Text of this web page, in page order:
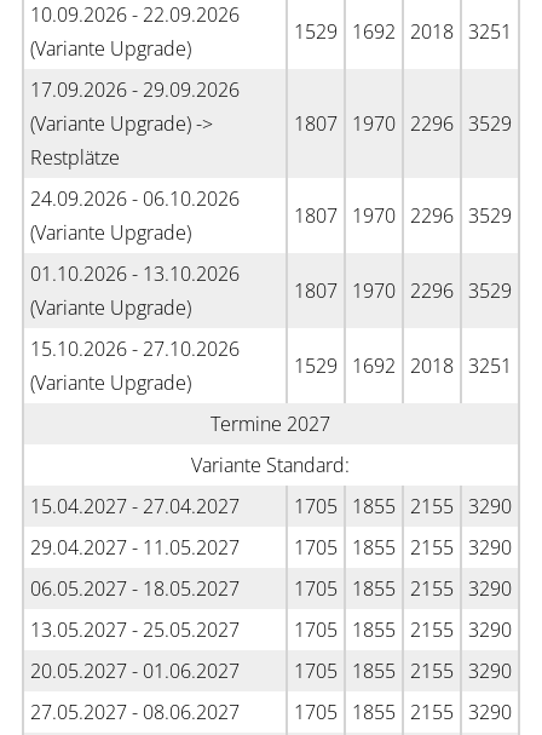
10.09.2026 - 22.09.2026
(Variante Upgrade)
1529 1692 2018 3251
17.09.2026 - 29.09.2026
(Variante Upgrade) ->
Restplätze
1807 1970 2296 3529
24.09.2026 - 06.10.2026
(Variante Upgrade)
1807 1970 2296 3529
01.10.2026 - 13.10.2026
(Variante Upgrade)
1807 1970 2296 3529
15.10.2026 - 27.10.2026
(Variante Upgrade)
1529 1692 2018 3251
Termine 2027
Variante Standard:
15.04.2027 - 27.04.2027
1705 1855 2155 3290
29.04.2027 - 11.05.2027
1705 1855 2155 3290
06.05.2027 - 18.05.2027
1705 1855 2155 3290
13.05.2027 - 25.05.2027
1705 1855 2155 3290
20.05.2027 - 01.06.2027
1705 1855 2155 3290
27.05.2027 - 08.06.2027
1705 1855 2155 3290